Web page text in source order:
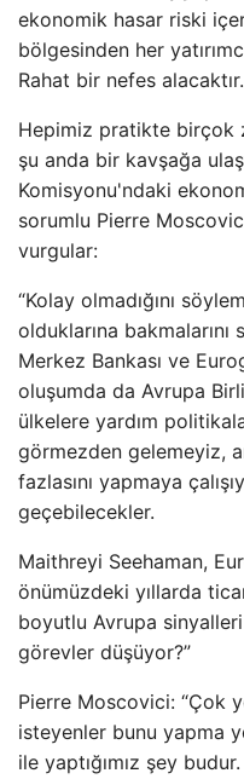
ekonomik hasar riski
bölgesinden her
Rahat bir nefes alacaktır.
Hepimiz pratikte birçok
şu anda bir kavşağa
Komisyonu'ndaki
sorumlu Pierre
vurgular:
“Kolay olmadığını
olduklarına
Merkez Bankası ve
oluşumda da Avrupa
ülkelere yardım
görmezden gelemeyiz,
fazlasını yapmaya
geçebilecekler.
Maithreyi Seehaman,
önümüzdeki yıllarda
boyutlu Avrupa
görevler düşüyor?”
Pierre Moscovici: “Çok
isteyenler bunu yapma
ile yaptığımız şey